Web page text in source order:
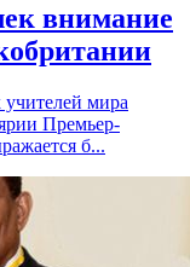
внимание
мира
Премьер-
б...